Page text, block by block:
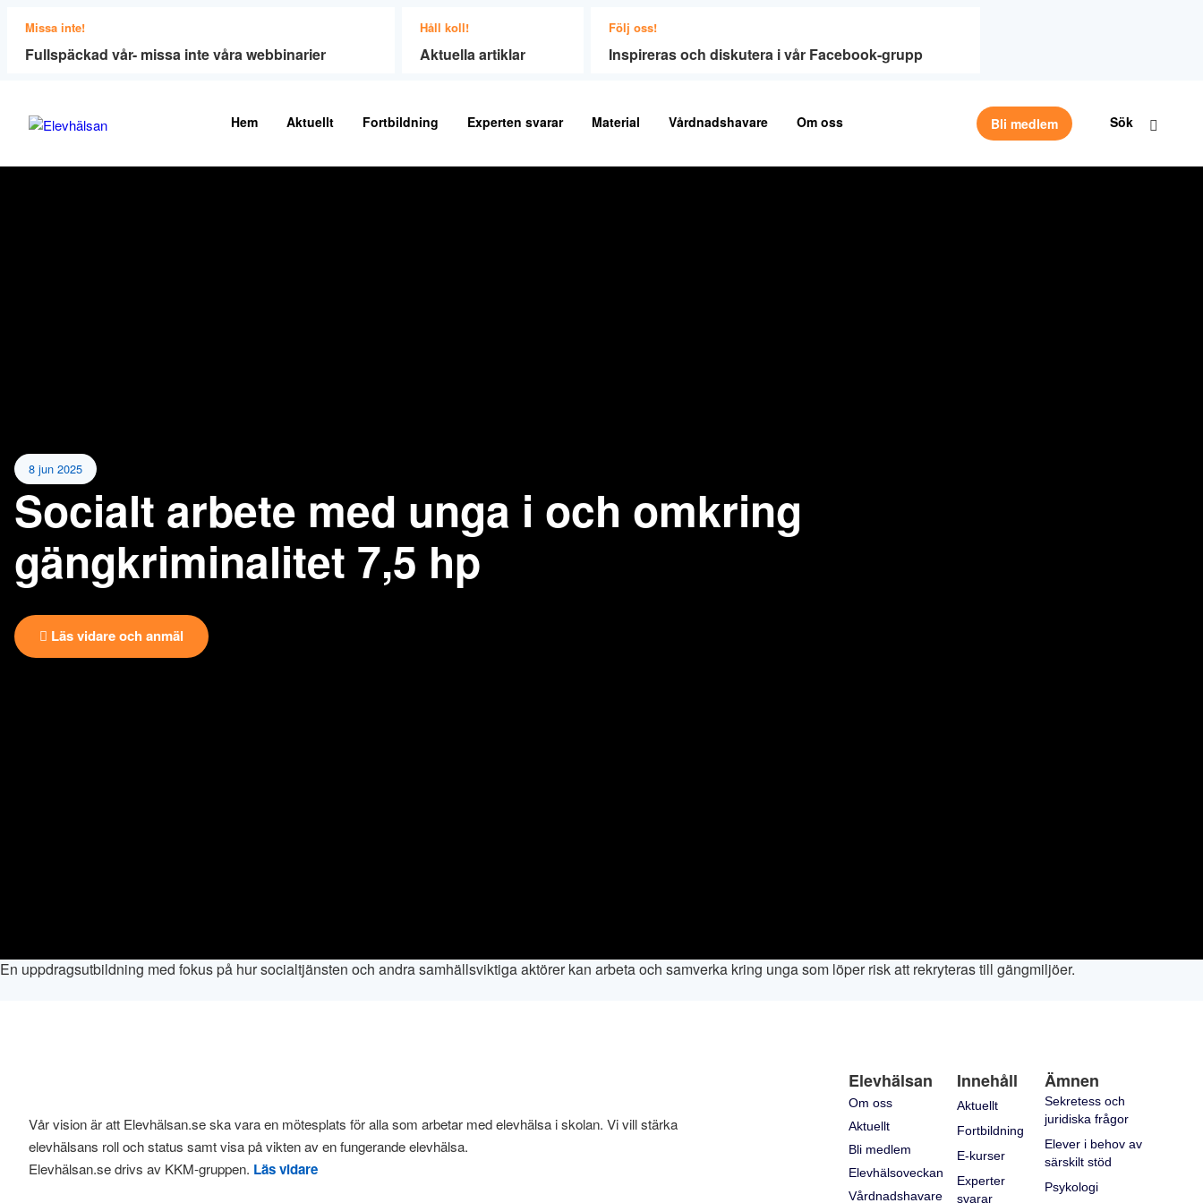
Missa inte!
Fullspäckad vår- missa inte våra webbinarier
Håll koll!
Aktuella artiklar
Följ oss!
Inspireras och diskutera i vår Facebook-grupp
Hem Aktuellt Fortbildning Experten svarar Material Vårdnadshavare Om oss Bli medlem Sök
8 jun 2025
Socialt arbete med unga i och omkring
gängkriminalitet 7,5 hp
Läs vidare och anmäl
En uppdragsutbildning med fokus på hur socialtjänsten och andra samhällsviktiga aktörer kan arbeta och samverka kring unga som löper risk att rekryteras till gängmiljöer.
Vår vision är att Elevhälsan.se ska vara en mötesplats för alla som arbetar med elevhälsa i skolan. Vi vill stärka
elevhälsans roll och status samt visa på vikten av en fungerande elevhälsa.
Elevhälsan.se drivs av KKM-gruppen. Läs vidare
Elevhälsan
Om oss
Aktuellt
Bli medlem
Elevhälsoveckan
Vårdnadshavare
Innehåll
Aktuellt
Fortbildning
E-kurser
Experter
svarar
Ämnen
Sekretess och
juridiska frågor
Elever i behov av
särskilt stöd
Psykologi